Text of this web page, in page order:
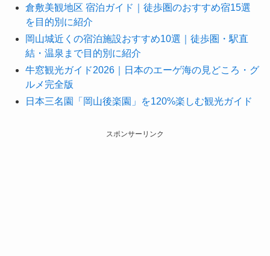
倉敷美観地区 宿泊ガイド｜徒歩圏のおすすめ宿15選
を目的別に紹介
岡山城近くの宿泊施設おすすめ10選｜徒歩圏・駅直
結・温泉まで目的別に紹介
牛窓観光ガイド2026｜日本のエーゲ海の見どころ・グ
ルメ完全版
日本三名園「岡山後楽園」を120%楽しむ観光ガイド
スポンサーリンク